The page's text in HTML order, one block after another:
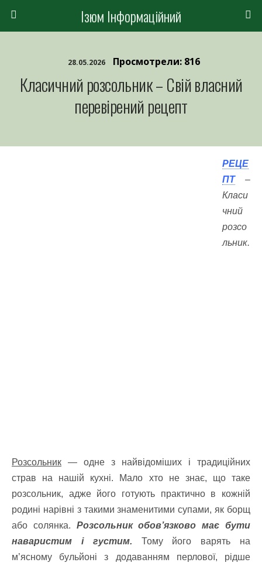
Ізюм Інформаційний
28.05.2026 Просмотрели: 816
Класичний розсольник – Свій власний
перевірений рецепт
РЕЦЕ
ПТ–
Класи
чний
розсо
льник.
Розсольник — одне з найвідоміших і традиційних
страв на нашій кухні. Мало хто не знає, що таке
розсольник, адже його готують практично в кожній
родині нарівні з такими знаменитими супами, як борщ
або солянка. Розсольник обов’язково має бути
наваристим і густим. Тому його варять на
м’ясному бульйоні з додаванням перлової, рідше